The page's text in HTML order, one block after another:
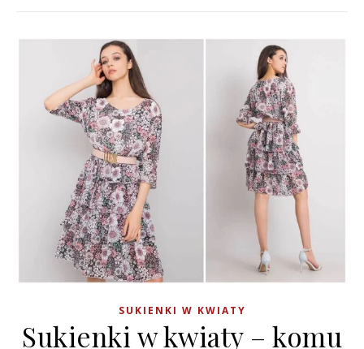
SUKIENKI W KWIATY
Sukienki w kwiaty – komu